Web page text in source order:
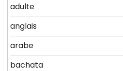
adulte
anglais
arabe
bachata